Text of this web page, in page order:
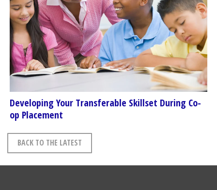
Developing Your Transferable Skillset During Co-
op Placement
BACK TO THE LATEST